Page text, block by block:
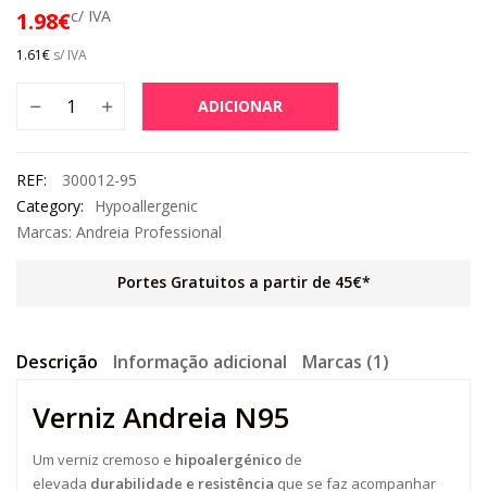
1.98€c/ IVA
1.61€ s/ IVA
ADICIONAR
REF:
300012-95
Category:
Hypoallergenic
Marcas: Andreia Professional
Portes Gratuitos a partir de 45€*
Descrição Informação adicional Marcas (1)
Verniz Andreia N95
Um verniz cremoso e hipoalergénico de
elevada durabilidade e resistência que se faz acompanhar